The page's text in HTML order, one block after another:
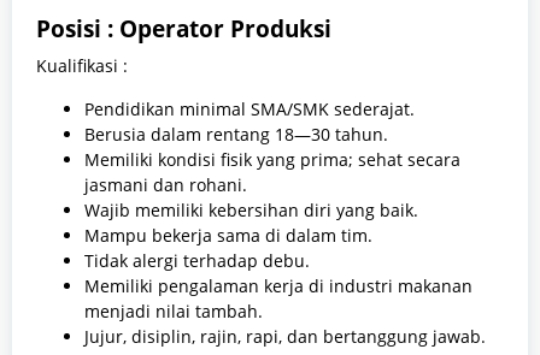
Posisi : Operator Produksi
Kualifikasi :
Pendidikan minimal SMA/SMK sederajat.
Berusia dalam rentang 18—30 tahun.
Memiliki kondisi fisik yang prima; sehat secara
jasmani dan rohani.
Wajib memiliki kebersihan diri yang baik.
Mampu bekerja sama di dalam tim.
Tidak alergi terhadap debu.
Memiliki pengalaman kerja di industri makanan
menjadi nilai tambah.
Jujur, disiplin, rajin, rapi, dan bertanggung jawab.